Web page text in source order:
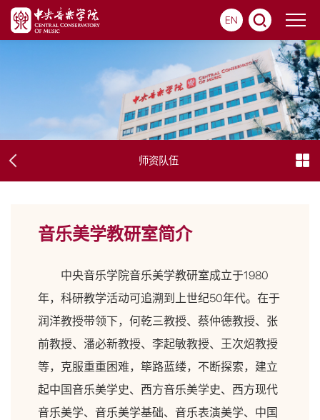
EN
师资队伍
音乐美学教研室简介
中央音乐学院音乐美学教研室成立于1980
年，科研教学活动可追溯到上世纪50年代。在于
润洋教授带领下，何乾三教授、蔡仲德教授、张
前教授、潘必新教授、李起敏教授、王次炤教授
等，克服重重困难，筚路蓝缕，不断探索，建立
起中国音乐美学史、西方音乐美学史、西方现代
音乐美学、音乐美学基础、音乐表演美学、中国